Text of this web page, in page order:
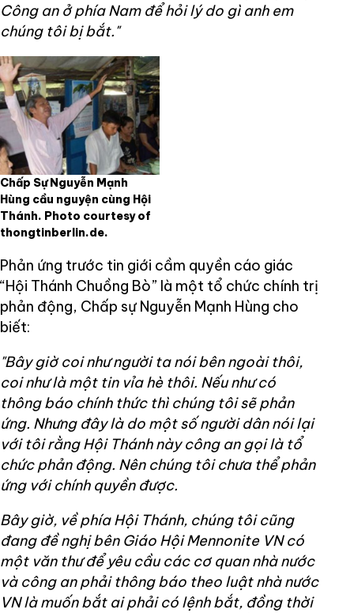
Công an ở phía Nam để hỏi lý do gì anh em
chúng tôi bị bắt."
Chấp Sự Nguyễn Mạnh
Hùng cầu nguyện cùng Hội
Thánh. Photo courtesy of
thongtinberlin.de.
Phản ứng trước tin giới cầm quyền cáo giác
“Hội Thánh Chuồng Bò” là một tổ chức chính trị
phản động, Chấp sự Nguyễn Mạnh Hùng cho
biết:
"Bây giờ coi như người ta nói bên ngoài thôi,
coi như là một tin vỉa hè thôi. Nếu như có
thông báo chính thức thì chúng tôi sẽ phản
ứng. Nhưng đây là do một số người dân nói lại
với tôi rằng Hội Thánh này công an gọi là tổ
chức phản động. Nên chúng tôi chưa thể phản
ứng với chính quyền được.
Bây giờ, về phía Hội Thánh, chúng tôi cũng
đang đề nghị bên Giáo Hội Mennonite VN có
một văn thư để yêu cầu các cơ quan nhà nước
và công an phải thông báo theo luật nhà nước
VN là muốn bắt ai phải có lệnh bắt, đồng thời